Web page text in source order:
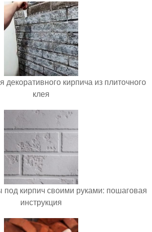
декоративного кирпича из плиточного
клея
под кирпич своими руками: пошаговая
инструкция